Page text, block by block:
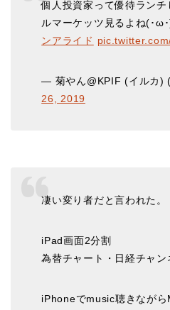
個人投資家って優待ラン
ルマーケッツ見るよね(･ω
ンアライド
— 菊やん@KPIF (イルカ)
26, 2019
凄い変り者だと言われた。
iPad画面2分割
為替チャート・日経チャ
iPhoneでmusic聴きながら